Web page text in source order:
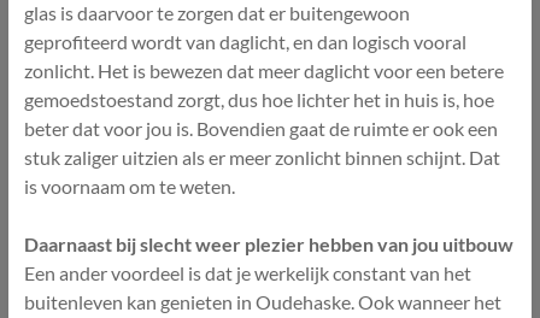
glas is daarvoor te zorgen dat er buitengewoon
geprofiteerd wordt van daglicht, en dan logisch vooral
zonlicht. Het is bewezen dat meer daglicht voor een betere
gemoedstoestand zorgt, dus hoe lichter het in huis is, hoe
beter dat voor jou is. Bovendien gaat de ruimte er ook een
stuk zaliger uitzien als er meer zonlicht binnen schijnt. Dat
is voornaam om te weten.
Daarnaast bij slecht weer plezier hebben van jou uitbouw
Een ander voordeel is dat je werkelijk constant van het
buitenleven kan genieten in Oudehaske. Ook wanneer het